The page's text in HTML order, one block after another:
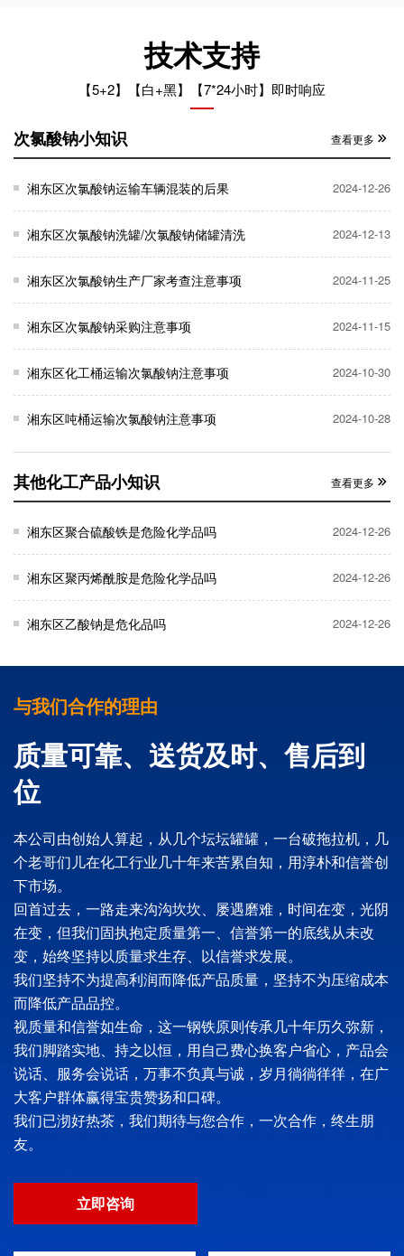
技术支持
【5+2】【白+黑】【7*24小时】即时响应
次氯酸钠小知识 查看更多
湘东区次氯酸钠运输车辆混装的后果 2024-12-26
湘东区次氯酸钠洗罐/次氯酸钠储罐清洗 2024-12-13
湘东区次氯酸钠生产厂家考查注意事项 2024-11-25
湘东区次氯酸钠采购注意事项 2024-11-15
湘东区化工桶运输次氯酸钠注意事项 2024-10-30
湘东区吨桶运输次氯酸钠注意事项 2024-10-28
其他化工产品小知识 查看更多
湘东区聚合硫酸铁是危险化学品吗 2024-12-26
湘东区聚丙烯酰胺是危险化学品吗 2024-12-26
湘东区乙酸钠是危化品吗 2024-12-26
与我们合作的理由
质量可靠、送货及时、售后到
位
本公司由创始人算起，从几个坛坛罐罐，一台破拖拉机，几
个老哥们儿在化工行业几十年来苦累自知，用淳朴和信誉创
下市场。
回首过去，一路走来沟沟坎坎、屡遇磨难，时间在变，光阴
在变，但我们固执抱定质量第一、信誉第一的底线从未改
变，始终坚持以质量求生存、以信誉求发展。
我们坚持不为提高利润而降低产品质量，坚持不为压缩成本
而降低产品品控。
视质量和信誉如生命，这一钢铁原则传承几十年历久弥新，
我们脚踏实地、持之以恒，用自己费心换客户省心，产品会
说话、服务会说话，万事不负真与诚，岁月徜徜徉徉，在广
大客户群体赢得宝贵赞扬和口碑。
我们已沏好热茶，我们期待与您合作，一次合作，终生朋
友。
立即咨询